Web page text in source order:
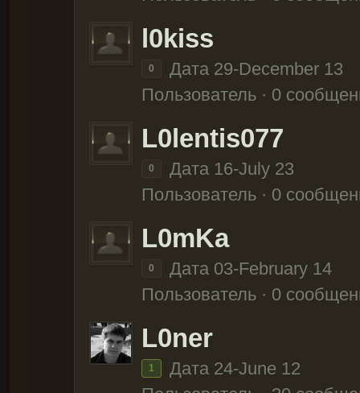
l0kiss
0
Дата 29-December 13
Пользователь · 0
L0lentis077
0
Дата 16-July 23
Пользователь · 0
L0mKa
0
Дата 03-February 14
Пользователь · 0
L0ner
1
Дата 24-June 12